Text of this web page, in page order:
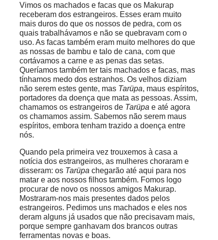
Vimos os machados e facas que os Makurap
receberam dos estrangeiros. Esses eram muito
mais duros do que os nossos de pedra, com os
quais trabalhávamos e não se quebravam com o
uso. As facas também eram muito melhores do que
as nossas de bambu e talo de cana, com que
cortávamos a carne e as penas das setas.
Queríamos também ter tais machados e facas, mas
tínhamos medo dos estranhos. Os velhos diziam
não serem estes gente, mas Tarüpa, maus espíritos,
portadores da doença que mata as pessoas. Assim,
chamamos os estrangeiros de Tarüpa e até agora
os chamamos assim. Sabemos não serem maus
espíritos, embora tenham trazido a doença entre
nós.
Quando pela primeira vez trouxemos à casa a
notícia dos estrangeiros, as mulheres choraram e
disseram: os Tarüpa chegarão até aqui para nos
matar e aos nossos filhos também. Fomos logo
procurar de novo os nossos amigos Makurap.
Mostraram-nos mais presentes dados pelos
estrangeiros. Pedimos uns machados e eles nos
deram alguns já usados que não precisavam mais,
porque sempre ganhavam dos brancos outras
ferramentas novas e boas.